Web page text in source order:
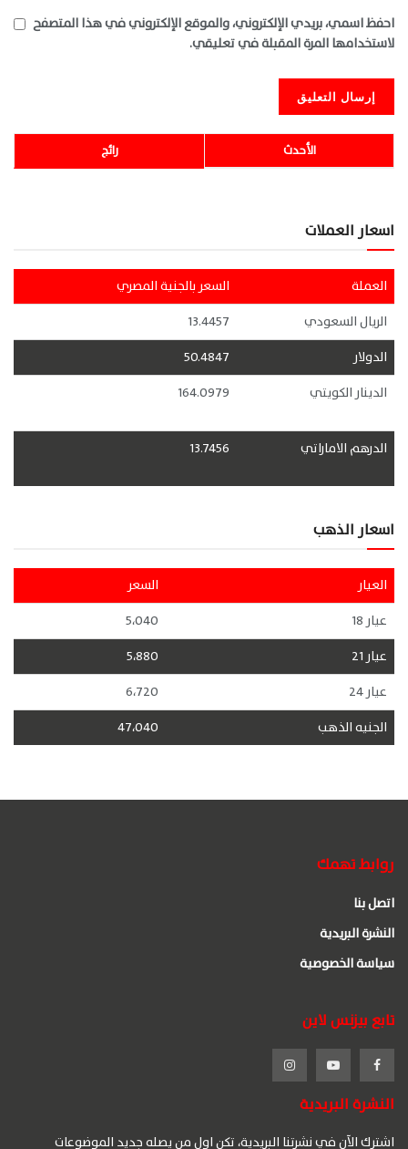
احفظ اسمي، بريدي الإلكتروني، والموقع الإلكتروني في هذا المتصفح
لاستخدامها المرة المقبلة في تعليقي.
رائج الأحدث
اسعار العملات
العملة
السعر بالجنية المصري
الريال السعودي
13.4457
الدولار
50.4847
الدينار الكويتي
164.0979
الدرهم الاماراتي 13.7456
اسعار الذهب
العيار
السعر
عيار 18
5،040
عيار 21
5،880
عيار 24
6،720
الجنيه الذهب
47،040
روابط تهمك
اتصل بنا
النشرة البريدية
سياسة الخصوصية
تابع بيزنس لاين
النشرة البريدية
اشترك الآن في نشرتنا البريدية، تكن اول من يصله جديد الموضوعات